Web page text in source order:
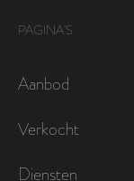
PAGINA'S
Aanbod
Verkocht
Diensten